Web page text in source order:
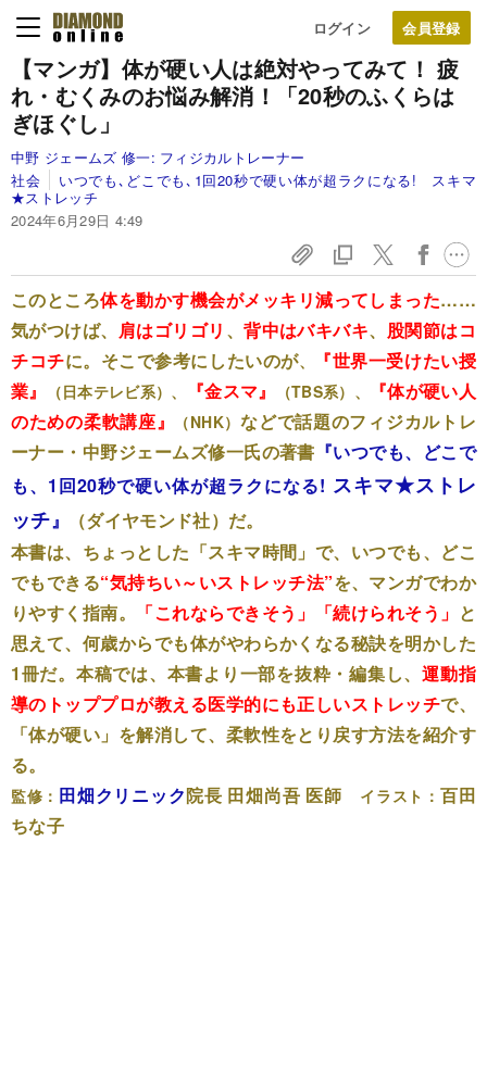
ログイン
【マンガ】体が硬い人は絶対やってみて！ 疲
れ・むくみのお悩み解消！「20秒のふくらは
ぎほぐし」
中野 ジェームズ 修一: フィジカルトレーナー
社会
いつでも､どこでも､1回20秒で硬い体が超ラクになる! スキマ
★ストレッチ
2024年6月29日 4:49
このところ体を動かす機会がメッキリ減ってしまった……
気がつけば、 肩はゴリゴリ 、背中はバキバキ、 股関節はコ
チコチに。 そこで参考にしたいのが、
『世界一受けたい授
業』
（日本テレビ系）、 『金スマ』 （TBS系）、
『体が硬い人
のための柔軟講座』
（NHK）などで話題のフィジカルトレ
ーナー・中野ジェームズ修一氏の著書 『いつでも、どこで
も、1回20秒で硬い体が超ラクになる! スキマ★ストレ
ッチ』
（ダイヤモンド社）だ。
本書は、ちょっとした「スキマ時間」で、いつでも、どこ
でもできる“気持ちい～いストレッチ法”を、マンガでわか
りやすく指南。
「これならできそう」「続けられそう」 と
思えて、何歳からでも体がやわらかくなる秘訣を明かした
1冊だ。本稿では、本書より一部を抜粋・編集し、運動指
導のトッププロが教える医学的にも正しいストレッチで、
「体が硬い」を解消して、柔軟性をとり戻す方法を紹介す
る。
監修： 田畑クリニック院長 田畑尚吾 医師 イラスト： 百田
ちな子